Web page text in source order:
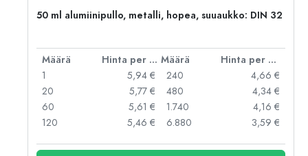
50 ml alumiinipullo, metalli, hopea, suuaukko: DIN 32
Määrä Hinta per kpl Määrä
Hinta per kpl
1
5,94 €
20
5,77 €
60
5,61 €
120
5,46 €
240
4,66 €
480
4,34 €
1.740
4,16 €
6.880
3,59 €